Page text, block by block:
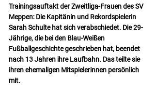
Trainingsauftakt der Zweitliga-Frauen des SV
Meppen: Die Kapitänin und Rekordspielerin
Sarah Schulte hat sich verabschiedet. Die 29-
Jährige, die bei den Blau-Weißen
Fußballgeschichte geschrieben hat, beendet
nach 13 Jahren ihre Laufbahn. Das teilte sie
ihren ehemaligen Mitspielerinnen persönlich
mit.